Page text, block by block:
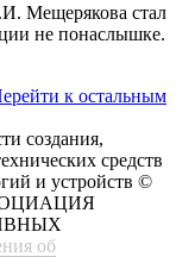
Мещерякова стал
не понаслышке.
к остальным
создания,
средств
и устройств ©
об